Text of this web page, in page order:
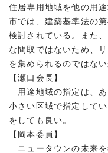
住居専用地域を他の用
市では、建築基準法の
検討されている。また
な間取ではないため、
を集められるのではない
【瀬口会長】
用途地域の指定は、あ
小さい区域で指定して
をしても良い。
【岡本委員】
ニュータウンの未来を